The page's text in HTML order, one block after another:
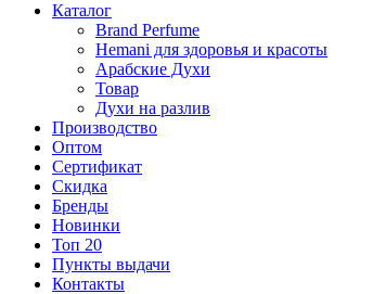
Каталог
Brand Perfume
Hemani для здоровья и красоты
Арабские Духи
Товар
Духи на разлив
Производство
Оптом
Сертификат
Скидка
Бренды
Новинки
Топ 20
Пункты выдачи
Контакты